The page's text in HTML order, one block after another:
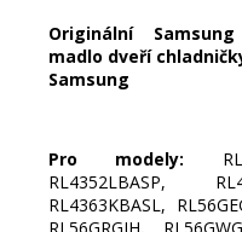
Originální Samsung
madlo dveří
Samsung
Pro modely:
RL4352LBASP,
RL4363KBASL,